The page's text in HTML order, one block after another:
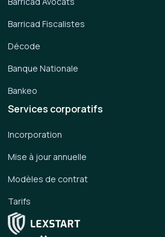
Services corporatifs
Incorporation
Mise à jour annuelle
Modèles de contrat
Tarifs
Barricad Fiscalistes
Décode
Banque Nationale
Bankeo